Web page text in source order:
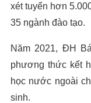
xét tuyển hơn
35 ngành đào tạo.
Năm 2021, ĐH
phương thức kết
học nước ngoài
sinh.